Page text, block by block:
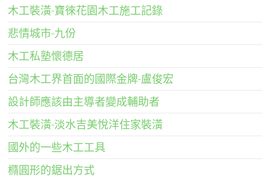
木工裝潢-寶徠花園木工施工記錄
悲情城市-九份
木工私塾懷德居
台灣木工界首面的國際金牌-盧俊宏
設計師應該由主導者變成輔助者
木工裝潢-淡水吉美悅洋住家裝潢
國外的一些木工工具
橢圓形的鋸出方式